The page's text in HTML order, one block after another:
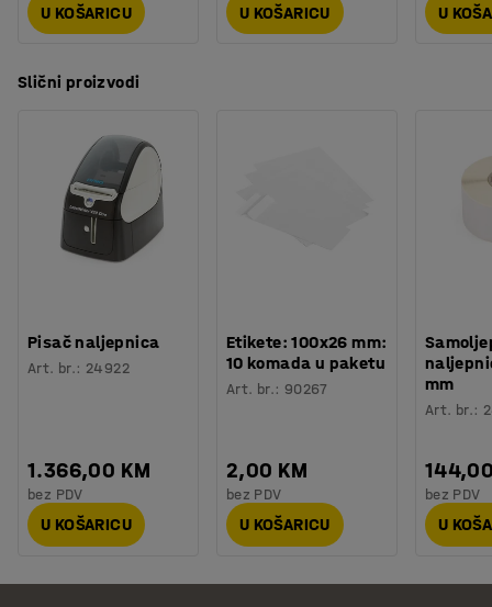
U KOŠARICU U KOŠARICU U
Slični proizvodi
Pisač naljepnica
Art. br.: 24922
1.366,00 KM
bez PDV
U KOŠARICU
Etikete: 100x26 mm:
10 komada u paketu
Art. br.: 90267
2,00 KM
bez PDV
U KOŠARICU
mm
Art. br.:
bez PDV
U